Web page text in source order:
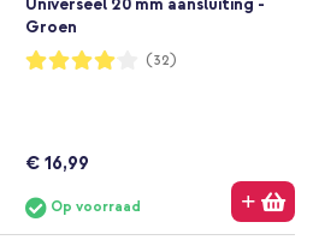
Universeel 20 mm aansluiting -
Groen
Waardering:
81%
(32)
€ 16,99
Op voorraad